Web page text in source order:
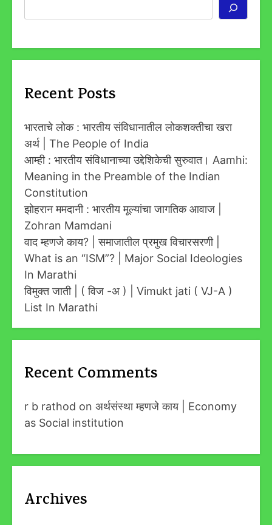
Recent Posts
भारताचे लोक : भारतीय संविधानातील लोकशक्तीचा खरा
अर्थ | The People of India
आम्ही : भारतीय संविधानाच्या उद्देशिकेची सुरुवात। Aamhi:
Meaning in the Preamble of the Indian
Constitution
झोहरान ममदानी : भारतीय मूल्यांचा जागतिक आवाज |
Zohran Mamdani
वाद म्हणजे काय? | समाजातील प्रमुख विचारसरणी |
What is an “ISM”? | Major Social Ideologies
In Marathi
विमुक्त जाती | ( विज -अ ) | Vimukt jati ( VJ-A )
List In Marathi
Recent Comments
r b rathod on अर्थसंस्था म्हणजे काय | Economy
as Social institution
Archives